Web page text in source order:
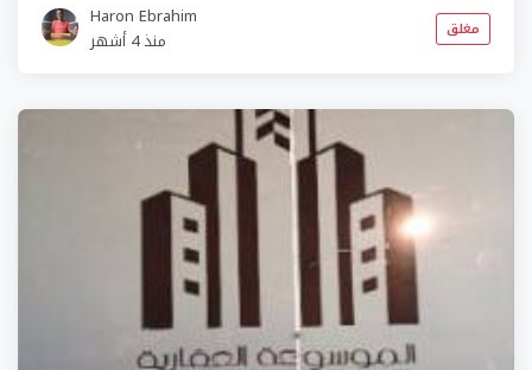
Haron Ebrahim
منذ 4 أشهر
مغلق